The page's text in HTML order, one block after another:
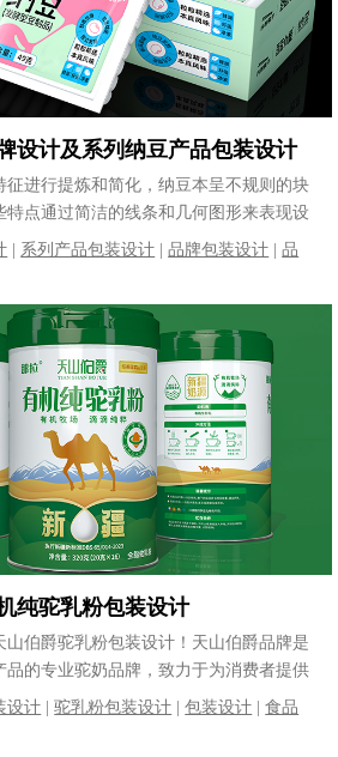
设计及系列纳豆产品包装设计
征进行提炼和简化，纳豆本呈不规则的块
点通过简洁的线条和几何图形来表现设
理念是“年轻......
| 系列产品包装设计 |品牌包装设计 |品
纯驼乳粉包装设计
山伯爵驼乳粉包装设计！天山伯爵品牌是
品的专业驼奶品牌，致力于为消费者提供
产品。天山伯......
设计 |驼乳粉包装设计 |包装设计 |食品